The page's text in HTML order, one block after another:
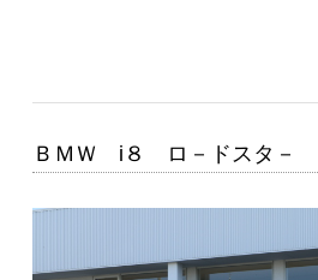
ＢＭＷ i８ ロ－ドスタ－